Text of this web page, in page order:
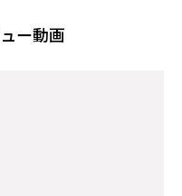
ー動画